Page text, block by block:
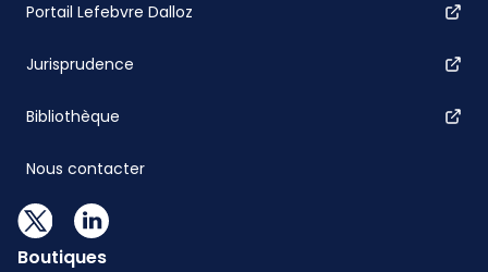
Portail Lefebvre Dalloz
Jurisprudence
Bibliothèque
Nous contacter
Boutiques